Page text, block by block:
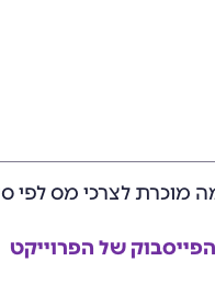
לצרכי מס לפי סעיף 46, קבלה תשלח
של הפרוייקט